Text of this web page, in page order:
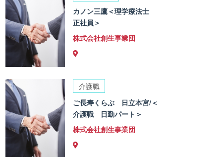
カノン三鷹＜理学療法士
正社員＞
株式会社創生事業団
介護職
ご長寿くらぶ 日立本宮/＜
介護職 日勤パート＞
株式会社創生事業団